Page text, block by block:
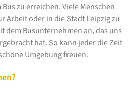
zu erreichen. Viele Menschen
Arbeit oder in die Stadt Leipzig zu
dem Busunternehmen an, das uns
hat. So kann jeder die Zeit
Umgebung freuen.